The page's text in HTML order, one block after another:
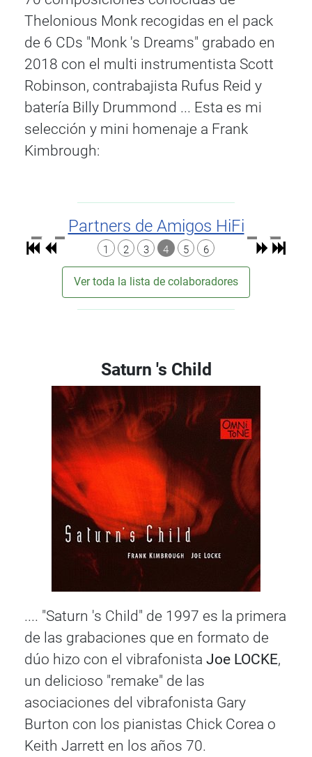
Thelonious Monk recogidas en el pack
de 6 CDs "Monk 's Dreams" grabado en
2018 con el multi instrumentista Scott
Robinson, contrabajista Rufus Reid y
batería Billy Drummond ... Esta es mi
selección y mini homenaje a Frank
Kimbrough:
Partners de Amigos HiFi
1 2 3 4 5 6
Ver toda la lista de colaboradores
Saturn 's Child
.... "Saturn 's Child" de 1997 es la primera
de las grabaciones que en formato de
dúo hizo con el vibrafonistaJoe LOCKE,
un delicioso "remake" de las
asociaciones del vibrafonista Gary
Burton con los pianistas Chick Corea o
Keith Jarrett en los años 70.